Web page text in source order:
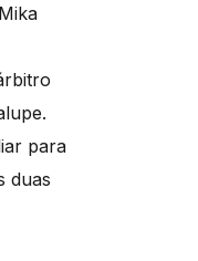
para
duas